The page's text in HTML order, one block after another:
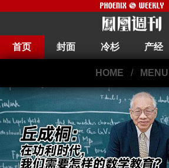
首页 封面 冷杉 产经
HOME / MENU